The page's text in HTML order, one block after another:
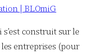
| BLOmiG
s’est construit sur le
entreprises (pour